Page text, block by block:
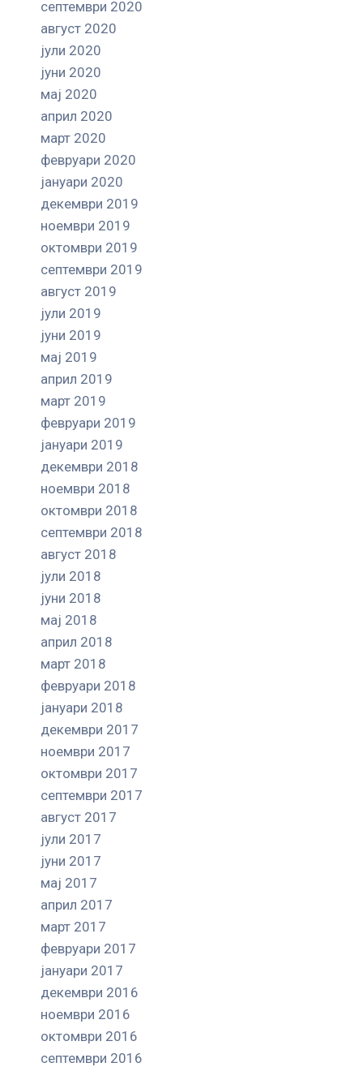
септември 2020
август 2020
јули 2020
јуни 2020
мај 2020
април 2020
март 2020
февруари 2020
јануари 2020
декември 2019
ноември 2019
октомври 2019
септември 2019
август 2019
јули 2019
јуни 2019
мај 2019
април 2019
март 2019
февруари 2019
јануари 2019
декември 2018
ноември 2018
октомври 2018
септември 2018
август 2018
јули 2018
јуни 2018
мај 2018
април 2018
март 2018
февруари 2018
јануари 2018
декември 2017
ноември 2017
октомври 2017
септември 2017
август 2017
јули 2017
јуни 2017
мај 2017
април 2017
март 2017
февруари 2017
јануари 2017
декември 2016
ноември 2016
октомври 2016
септември 2016